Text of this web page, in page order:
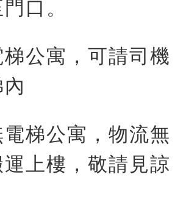
口。
梯公寓，可請司機
電梯公寓，物流無
上樓，敬請見諒